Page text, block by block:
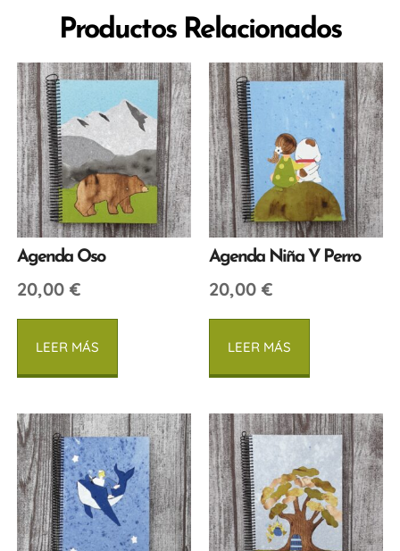
Productos Relacionados
Agenda Oso
20,00 €
LEER MÁS
Agenda Niña Y Perro
20,00 €
LEER MÁS